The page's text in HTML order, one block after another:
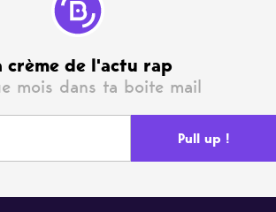
crème de l'actu rap
mois dans ta boite mail